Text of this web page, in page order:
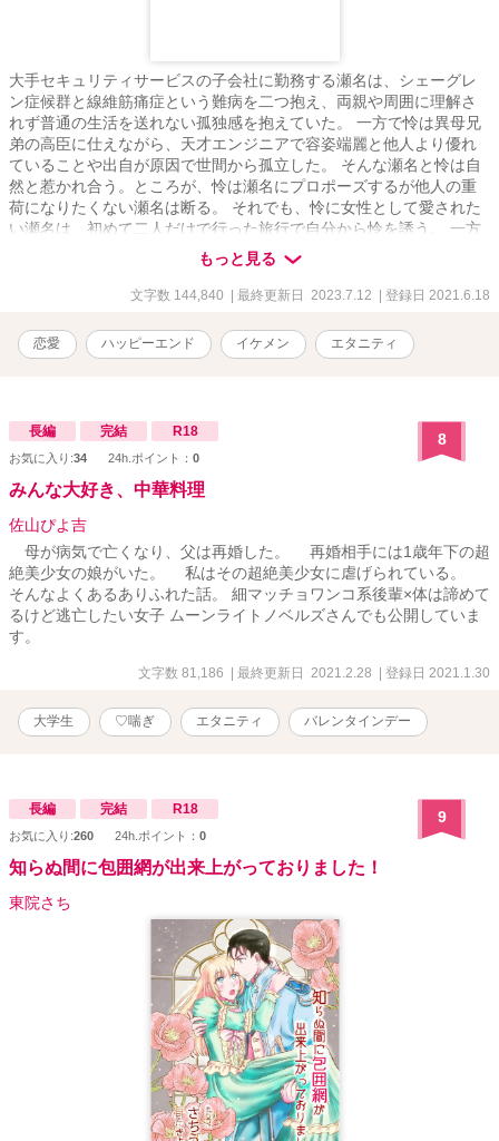
大手セキュリティサービスの子会社に勤務する瀬名は、シェーグレ
ン症候群と線維筋痛症という難病を二つ抱え、両親や周囲に理解さ
れず普通の生活を送れない孤独感を抱えていた。 一方で怜は異母兄
弟の高臣に仕えながら、天才エンジニアで容姿端麗と他人より優れ
ていることや出自が原因で世間から孤立した。 そんな瀬名と怜は自
然と惹かれ合う。ところが、怜は瀬名にプロポーズするが他人の重
荷になりたくない瀬名は断る。 それでも、怜に女性として愛された
い瀬名は、初めて二人だけで行った旅行で自分から怜を誘う。 一方
で怜は瀬名をとことん溺愛して、自分無しでは生きられないように
仕向ける。 病気で普通に生活することや幸せを諦める瀬名と、瀬名
と生きる道を模索する怜、二人の未来は？
もっと見る
文字数 144,840 | 最終更新日 2023.7.12 | 登録日 2021.6.18
恋愛 ハッピーエンド イケメン エタニティ
長編 完結 R18
お気に入り:34 24h.ポイント： 0
8
みんな大好き、中華料理
佐山ぴよ吉
母が病気で亡くなり、父は再婚した。 再婚相手には1歳年下の超
絶美少女の娘がいた。 私はその超絶美少女に虐げられている。
そんなよくあるありふれた話。 細マッチョワンコ系後輩×体は諦めて
るけど逃亡したい女子 ムーンライトノベルズさんでも公開していま
す。
文字数 81,186 | 最終更新日 2021.2.28 | 登録日 2021.1.30
大学生 ♡喘ぎ エタニティ バレンタインデー
長編 完結 R18
お気に入り:260 24h.ポイント： 0
9
知らぬ間に包囲網が出来上がっておりました！
東院さち